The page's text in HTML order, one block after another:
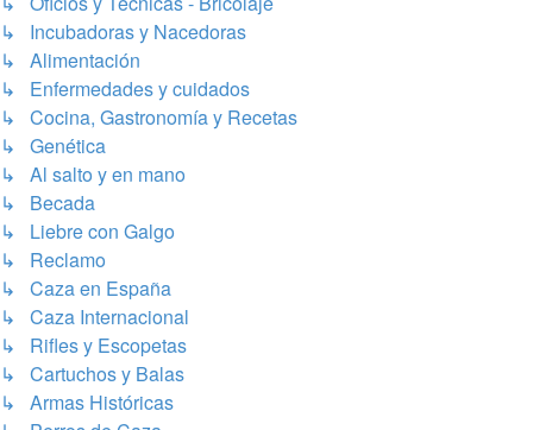
↳ Incubadoras y Nacedoras
↳ Alimentación
↳ Enfermedades y cuidados
↳ Cocina, Gastronomía y Recetas
↳ Genética
↳ Al salto y en mano
↳ Becada
↳ Liebre con Galgo
↳ Reclamo
↳ Caza en España
↳ Caza Internacional
↳ Rifles y Escopetas
↳ Cartuchos y Balas
↳ Armas Históricas